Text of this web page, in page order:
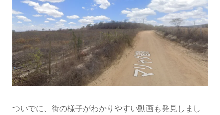
ついでに、街の様子がわかりやすい動画も発見しまし